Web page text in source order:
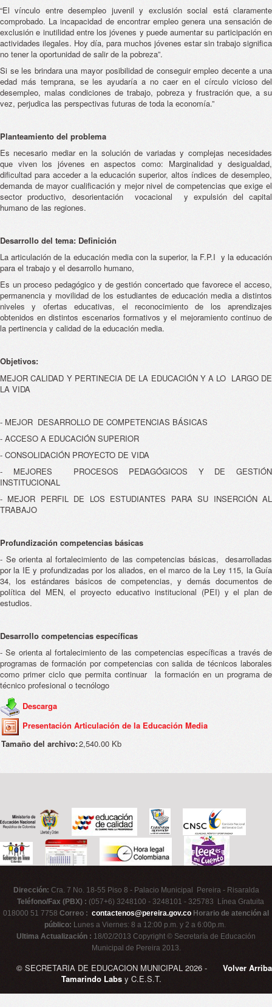
“El vínculo entre desempleo juvenil y exclusión social está claramente
comprobado. La incapacidad de encontrar empleo genera una sensación de
exclusión e inutilidad entre los jóvenes y puede aumentar su participación en
actividades ilegales. Hoy día, para muchos jóvenes estar sin trabajo significa
no tener la oportunidad de salir de la pobreza”.
Si se les brindara una mayor posibilidad de conseguir empleo decente a una
edad más temprana, se les ayudaría a no caer en el círculo vicioso del
desempleo, malas condiciones de trabajo, pobreza y frustración que, a su
vez, perjudica las perspectivas futuras de toda la economía.”
Planteamiento del problema
Es necesario mediar en la solución de variadas y complejas necesidades
que viven los jóvenes en aspectos como: Marginalidad y desigualdad,
dificultad para acceder a la educación superior, altos índices de desempleo,
demanda de mayor cualificación y mejor nivel de competencias que exige el
sector productivo, desorientación vocacional y expulsión del capital
humano de las regiones.
Desarrollo del tema: Definición
La articulación de la educación media con la superior, la F.P.I y la educación
para el trabajo y el desarrollo humano,
Es un proceso pedagógico y de gestión concertado que favorece el acceso,
permanencia y movilidad de los estudiantes de educación media a distintos
niveles y ofertas educativas, el reconocimiento de los aprendizajes
obtenidos en distintos escenarios formativos y el mejoramiento continuo de
la pertinencia y calidad de la educación media.
Objetivos:
MEJOR CALIDAD Y PERTINECIA DE LA EDUCACIÓN Y A LO LARGO DE
LA VIDA
- MEJOR DESARROLLO DE COMPETENCIAS BÁSICAS
- ACCESO A EDUCACIÓN SUPERIOR
- CONSOLIDACIÓN PROYECTO DE VIDA
- MEJORES PROCESOS PEDAGÓGICOS Y DE GESTIÓN
INSTITUCIONAL
- MEJOR PERFIL DE LOS ESTUDIANTES PARA SU INSERCIÓN AL
TRABAJO
Profundización competencias básicas
- Se orienta al fortalecimiento de las competencias básicas, desarrolladas
por la IE y profundizadas por los aliados, en el marco de la Ley 115, la Guía
34, los estándares básicos de competencias, y demás documentos de
política del MEN, el proyecto educativo institucional (PEI) y el plan de
estudios.
Desarrollo competencias específicas
- Se orienta al fortalecimiento de las competencias específicas a través de
programas de formación por competencias con salida de técnicos laborales
como primer ciclo que permita continuar la formación en un programa de
técnico profesional o tecnólogo
Descarga
Presentación Articulación de la Educación Media
Tamaño del archivo:2,540.00 Kb
Dirección: Cra. 7 No. 18-55 Piso 8 - Palacio Municipal Pereira - Risaralda
Teléfono/Fax (PBX) : (057+6) 3248100 - 3248101 - 325783 Línea Gratuita
018000 51 7758 Correo : contactenos@pereira.gov.co Horario de atención al
público: Lunes a Viernes: 8 a 12:00 p.m. y 2 a 6:00p.m.
Ultima Actualización : 18/02/2013 Copyright © Secretaría de Educación
Municipal de Pereira 2013.
Volver Arriba
© SECRETARIA DE EDUCACION MUNICIPAL 2026 -
Tamarindo Labs y C.E.S.T.